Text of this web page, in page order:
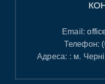
Email:
Телефон:
Адреса: : м.